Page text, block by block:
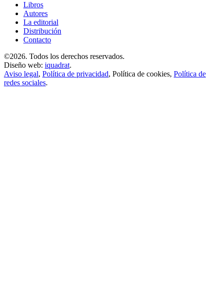
Libros
Autores
La editorial
Distribución
Contacto
©2026. Todos los derechos reservados.
Diseño web: iquadrat.
Aviso legal, Política de privacidad, Política de cookies, Política de
redes sociales.